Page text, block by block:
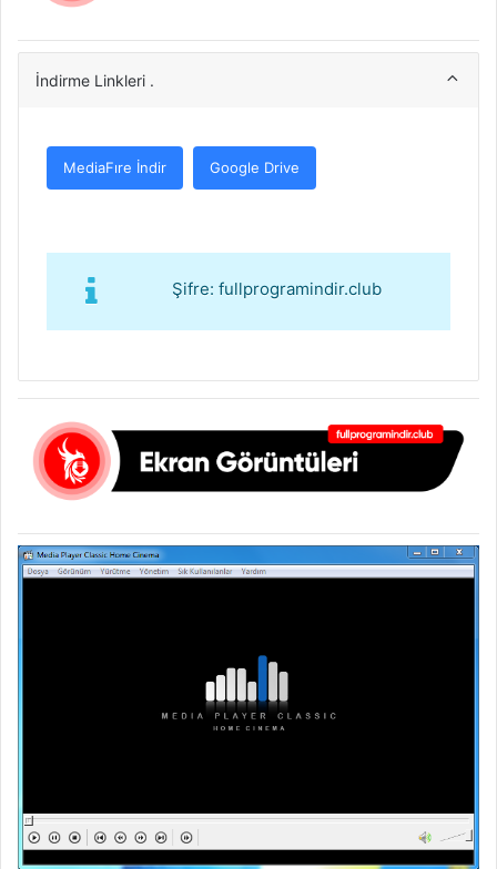
İndirme Linkleri .
MediaFıre İndir Google Drive
Şifre: fullprogramindir.club